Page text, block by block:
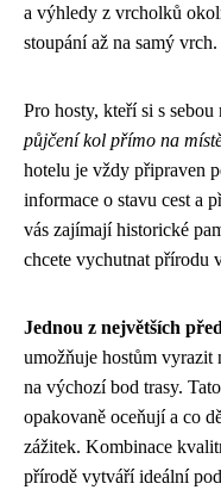
a výhledy z vrcholků
stoupání až na samý vrch.
Pro hosty, kteří si s
půjčení kol přímo na
hotelu je vždy připraven
informace o stavu cest a
vás zajímají historické
chcete vychutnat přírodu
Jednou z největších
umožňuje hostům vyrazit
na výchozí bod trasy.
opakovaně oceňují a co
zážitek. Kombinace
přírodě vytváří ideální